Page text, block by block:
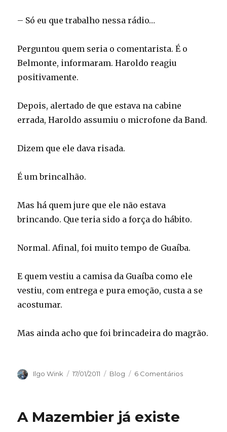
– Só eu que trabalho nessa rádio…
Perguntou quem seria o comentarista. É o
Belmonte, informaram. Haroldo reagiu
positivamente.
Depois, alertado de que estava na cabine
errada, Haroldo assumiu o microfone da Band.
Dizem que ele dava risada.
É um brincalhão.
Mas há quem jure que ele não estava
brincando. Que teria sido a força do hábito.
Normal. Afinal, foi muito tempo de Guaíba.
E quem vestiu a camisa da Guaíba como ele
vestiu, com entrega e pura emoção, custa a se
acostumar.
Mas ainda acho que foi brincadeira do magrão.
Autor
Ilgo Wink
Publicado
17/01/2011 Categorias
Blog 6 Comentários
A Mazembier já existe